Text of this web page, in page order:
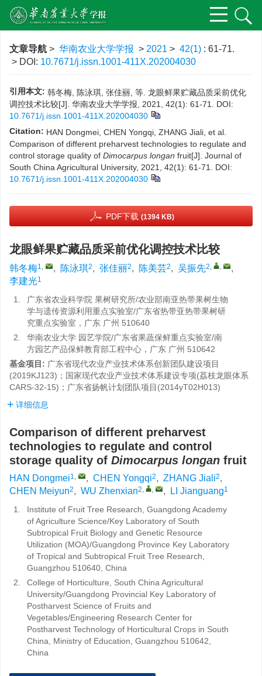
文章导航 > 华南农业大学学报 > 2021 > 42(1) : 61-71.
> DOI: 10.7671/j.issn.1001-411X.202004030
引用本文: 韩冬梅, 陈泳琪, 张佳丽, 等. 龙眼鲜果贮藏品质采前优化
调控技术比较[J]. 华南农业大学学报, 2021, 42(1): 61-71.
DOI:
10.7671/j.issn.1001-411X.202004030
Citation: HAN Dongmei, CHEN Yongqi, ZHANG Jiali, et al.
Comparison of different preharvest technologies to regulate and
control storage quality of Dimocarpus longan fruit[J]. Journal of
South China Agricultural University, 2021, 42(1): 61-71.
DOI:
10.7671/j.issn.1001-411X.202004030
PDF下载 (1394 KB)
龙眼鲜果贮藏品质采前优化调控技术比较
韩冬梅1, , 陈泳琪2, 张佳丽2, 陈美芸2, 吴振先2, ,
,
李建光1
1.
广东省农业科学院 果树研究所/农业部南亚热带果树生物
学与遗传资源利用重点实验室/广东省热带亚热带果树研
究重点实验室，广东 广州 510640
2.
华南农业大学 园艺学院/广东省果蔬保鲜重点实验室/南
方园艺产品保鲜教育部工程中心，广东 广州 510642
基金项目: 广东省现代农业产业技术体系创新团队建设项目
(2019KJ123)；国家现代农业产业技术体系建设专项(荔枝龙眼体系
CARS-32-15)；广东省扬帆计划团队项目(2014yT02H013)
详细信息
Comparison of different preharvest
technologies to regulate and control
storage quality of Dimocarpus longan fruit
HAN Dongmei1, , CHEN Yongqi2, ZHANG Jiali2,
CHEN Meiyun2, WU Zhenxian2, , , LI Jianguang1
1.
Institute of Fruit Tree Research, Guangdong Academy
of Agriculture Science/Key Laboratory of South
Subtropical Fruit Biology and Genetic Resource
Utilization (MOA)/Guangdong Province Key Laboratory
of Tropical and Subtropical Fruit Tree Research,
Guangzhou 510640, China
2.
College of Horticulture, South China Agricultural
University/Guangdong Provincial Key Laboratory of
Postharvest Science of Fruits and
Vegetables/Engineering Research Center for
Postharvest Technology of Horticultural Crops in South
China, Ministry of Education, Guangzhou 510642,
China